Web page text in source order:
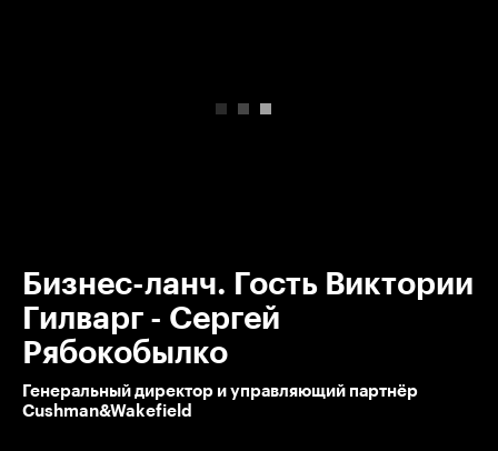
Бизнес-ланч. Гость Виктории
Гилварг - Сергей
Рябокобылко
Генеральный директор и управляющий партнёр
Cushman&Wakefield